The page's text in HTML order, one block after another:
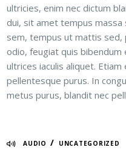
ultricies, enim nec dictum
dui, sit amet tempus
sem, tempus ut mattis sed,
odio, feugiat quis
ultrices iaculis aliquet.
pellentesque purus. In
metus purus, blandit nec
AUDIO / UNCATEGORIZED